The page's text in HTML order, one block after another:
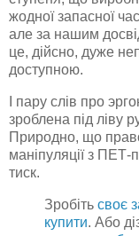
жодної запасної
але за нашим
це, дійсно, дуже
доступною.
І пару слів про
зроблена під ліву
Природно, що
маніпуляції з ПЕТ-
тиск.
Зробіть своє
купити. Або